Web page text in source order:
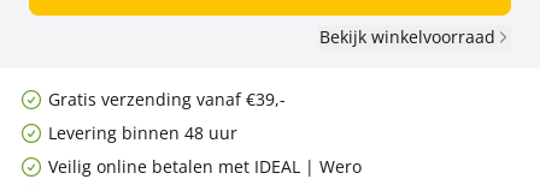
Bekijk winkelvoorraad
Gratis verzending vanaf €39,-
Levering binnen 48 uur
Veilig online betalen met IDEAL | Wero